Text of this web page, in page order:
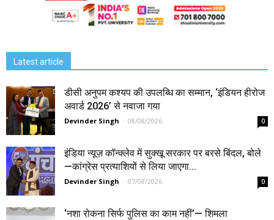
Latest article
डीसी अनुपम कश्यप की उपलब्धि का सम्मान, ‘इंडियन हीरोज
अवार्ड 2026’ से नवाजा गया
Devinder Singh - 08/08/2026 0
इंडिया न्यूज़ कॉन्क्लेव में सुक्खू सरकार पर बरसे बिंदल, बोले
—कांग्रेस प्रत्याशियों से लिया जाएगा...
Devinder Singh - 07/08/2026 0
‘नशा रोकना सिर्फ पुलिस का काम नहीं’— शिमला